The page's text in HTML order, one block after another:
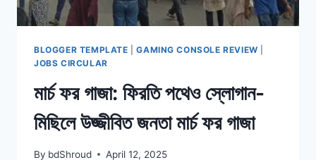
BLOGGER TEMPLATE |GAMING CONSOLE REVIEW
JOBS CIRCULAR
মার্চ ফর গাজা: ফিরতি পথেও স্লোগান-
মিছিলে উজ্জীবিত জনতা মার্চ ফর গাজা
By bdShroud April 12, 2025